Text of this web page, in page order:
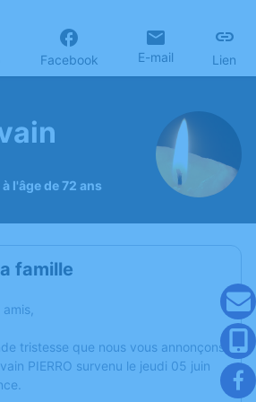
Facebook E-mail Lien
l'âge de 72 ans
famille
tristesse que nous vous annonçons
PIERRO survenu le jeudi 05 juin